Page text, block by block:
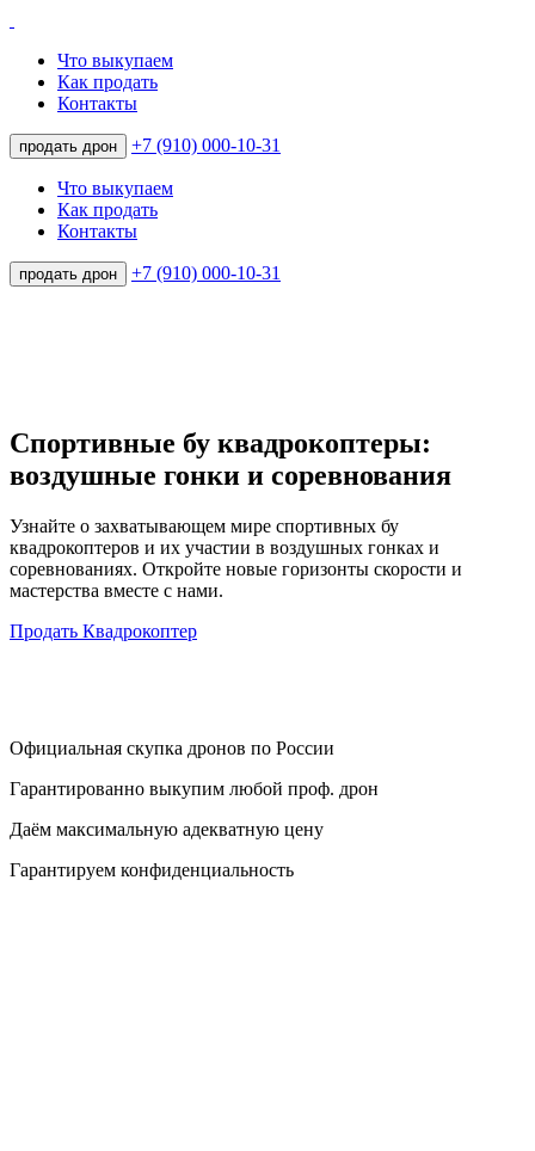
Что выкупаем
Как продать
Контакты
продать дрон +7 (910) 000-10-31
Что выкупаем
Как продать
Контакты
продать дрон +7 (910) 000-10-31
Спортивные бу квадрокоптеры:
воздушные гонки и соревнования
Узнайте о захватывающем мире спортивных бу
квадрокоптеров и их участии в воздушных гонках и
соревнованиях. Откройте новые горизонты скорости и
мастерства вместе с нами.
Продать Квадрокоптер
Официальная скупка дронов по России
Гарантированно выкупим любой проф. дрон
Даём максимальную адекватную цену
Гарантируем конфиденциальность